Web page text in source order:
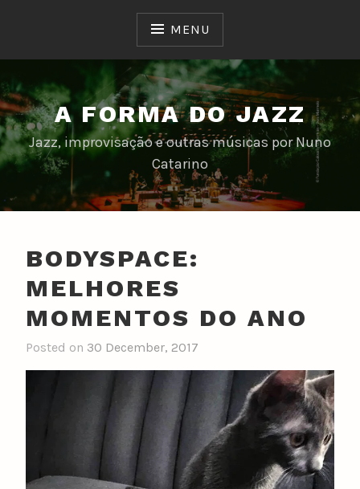
MENU
A FORMA DO JAZZ
Jazz, improvisação e outras músicas por Nuno
Catarino
BODYSPACE:
MELHORES
MOMENTOS DO ANO
Posted on 30 December, 2017
y
u
n
o
c
a